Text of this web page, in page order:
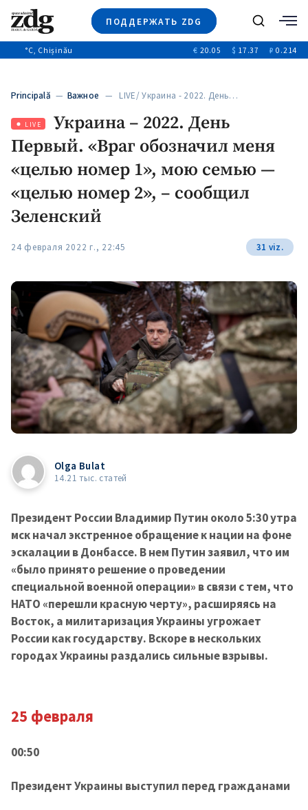
ПОДДЕРЖАТЬ ZDG
Новости
Расследования
Общество
+312
Поиск
°C, Chișinău € 20.05 $ 17.37 ₽ 0.214
Principală — Важное — LIVE/ Украина - 2022. День…
LIVE
Украина – 2022. День
Первый. «Враг обозначил меня
«целью номер 1», мою семью —
«целью номер 2», – сообщил
Зеленский
24 февраля 2022 г., 22:45 31 viz.
Olga Bulat
14.21 тыс. статей
Президент России Владимир Путин около 5:30 утра
мск начал экстренное обращение к нации на фоне
эскалации в Донбассе. В нем Путин заявил, что им
«было принято решение о проведении
специальной военной операции» в связи с тем, что
НАТО «перешли красную черту», расширяясь на
Восток, а милитаризация Украины угрожает
России как государству. Вскоре в нескольких
городах Украины раздались сильные взрывы.
25 февраля
00:50
Президент Украины выступил перед гражданами